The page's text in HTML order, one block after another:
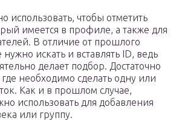
использовать, чтобы отметить
имеется в профиле, а также для
В отличие от прошлого
нужно искать и вставлять ID, ведь
делает подбор. Достаточно
необходимо сделать одну или
Как и в прошлом случае,
использовать для добавления
или группу.